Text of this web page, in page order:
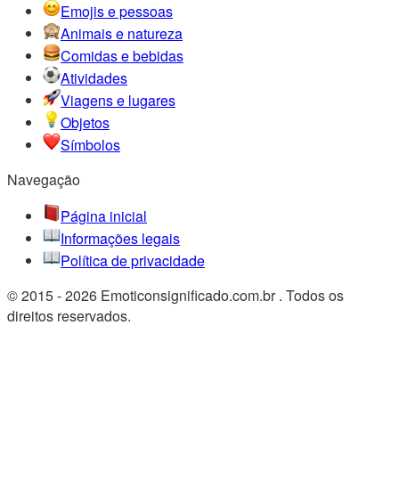
Emojis e pessoas
Animais e natureza
Comidas e bebidas
Atividades
Viagens e lugares
Objetos
Símbolos
Navegação
Página inicial
Informações legais
Política de privacidade
© 2015 - 2026 Emoticonsignificado.com.br . Todos os
direitos reservados.